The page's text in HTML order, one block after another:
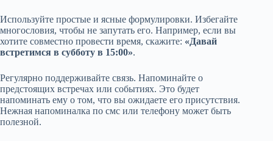
Используйте простые и ясные формулировки. Избегайте
многословия, чтобы не запутать его. Например, если вы
хотите совместно провести время, скажите: «Давай
встретимся в субботу в 15:00».
Регулярно поддерживайте связь. Напоминайте о
предстоящих встречах или событиях. Это будет
напоминать ему о том, что вы ожидаете его присутствия.
Нежная напоминалка по смс или телефону может быть
полезной.